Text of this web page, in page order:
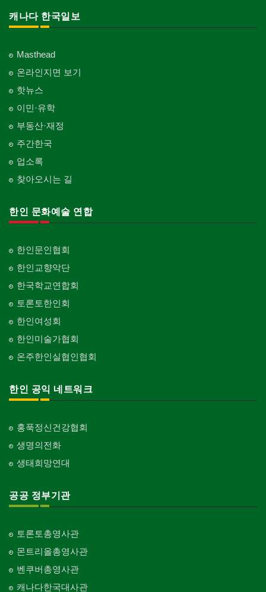
캐나다 한국일보
Masthead
온라인지면 보기
핫뉴스
이민·유학
부동산·재정
주간한국
업소록
찾아오시는 길
한인 문화예술 연합
한인문인협회
한인교향악단
한국학교연합회
토론토한인회
한인여성회
한인미술가협회
온주한인실협인협회
한인 공익 네트워크
홍푹정신건강협회
생명의전화
생태희망연대
공공 정부기관
토론토총영사관
몬트리올총영사관
벤쿠버총영사관
캐나다한국대사관